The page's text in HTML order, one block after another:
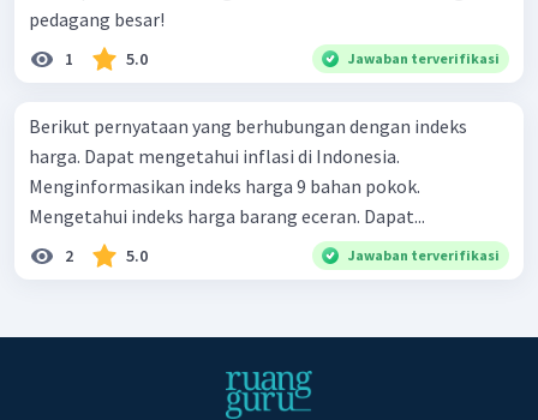
pedagang besar!
1 5.0 Jawaban terverifikasi
Berikut pernyataan yang berhubungan dengan indeks
harga. Dapat mengetahui inflasi di Indonesia.
Menginformasikan indeks harga 9 bahan pokok.
Mengetahui indeks harga barang eceran. Dapat...
2 5.0 Jawaban terverifikasi